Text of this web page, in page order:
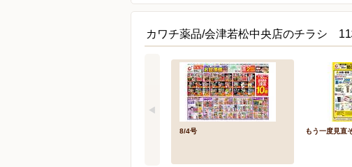
カワチ薬品/会津若松中央店のチラシ
8/4号 もう一度見直